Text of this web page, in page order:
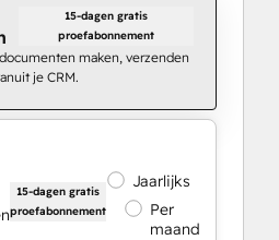
15-dagen gratis
proefabonnement
maken, verzenden
je CRM.
15-dagen gratis
proefabonnement
Jaarlijks
Per
maand